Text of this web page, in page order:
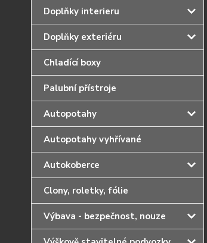
Doplňky interieru
Doplňky exteriéru
Chladící boxy
Palubní přístroje
Autopotahy
Autopotahy vyhřívané
Autokoberce
Clony, roletky, fólie
Výbava - bezpečnost, nouze